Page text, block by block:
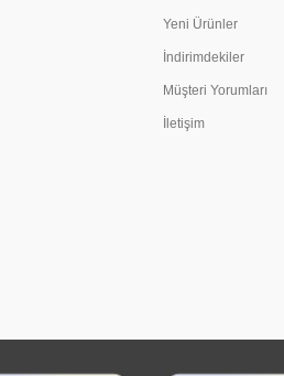
Yeni Ürünler
İndirimdekiler
Müşteri Yorumları
İletişim